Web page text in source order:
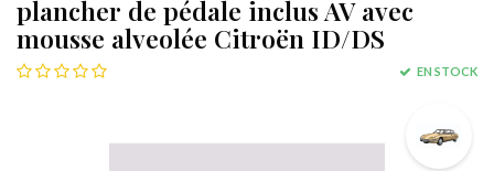
plancher de pédale inclus AV avec
mousse alveolée Citroën ID/DS
EN STOCK